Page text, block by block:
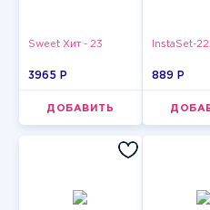
Sweet Хит - 23
3965 P
ДОБАВИТЬ
InstaSet-
889 P